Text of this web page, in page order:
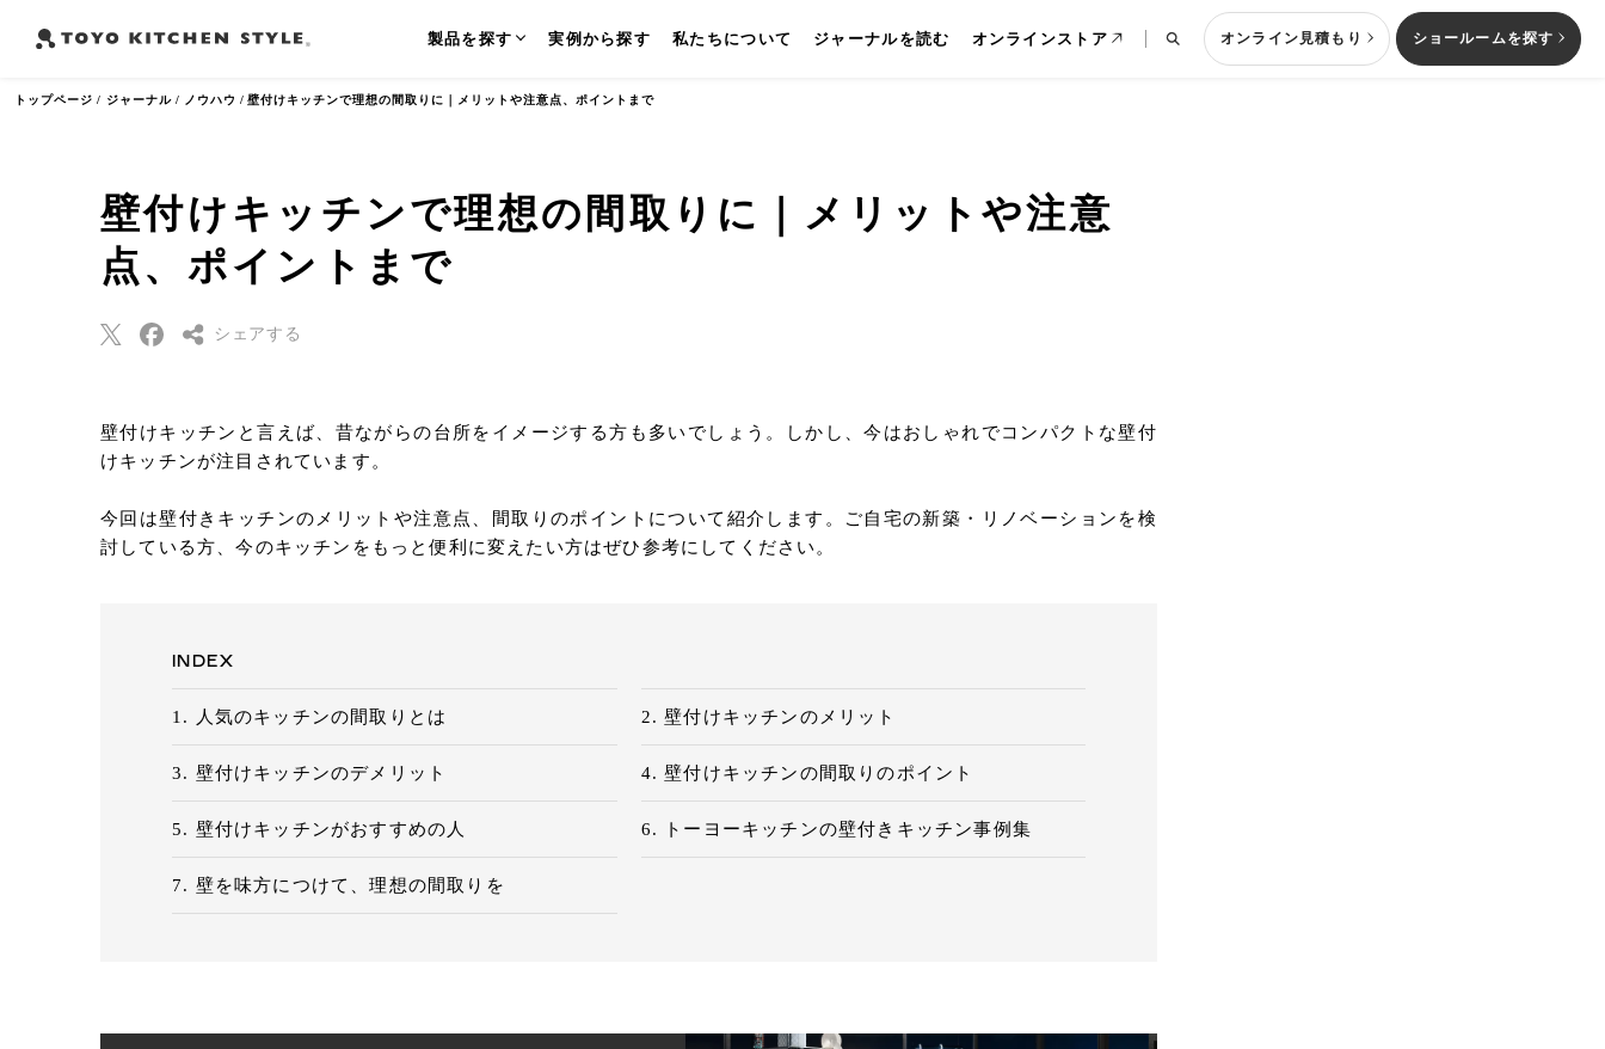
よく検索されるワード
オープンキッチン アイランドキッチン ペニンシュラキッチン
製品を探す 実例から探す 私たちについて ジャーナルを読む オンラインストア オンライン見積もり ショールームを探す
トップページ ジャーナル ノウハウ 壁付けキッチンで理想の間取りに｜メリットや注意点、ポイントまで
壁付けキッチンで理想の間取りに｜メリットや注意
点、ポイントまで
シェアする
Pinterest
Eメールで送信
壁付けキッチンと言えば、昔ながらの台所をイメージする方も多いでしょう。しかし、今はおしゃれでコンパクトな壁付
けキッチンが注目されています。
今回は壁付きキッチンのメリットや注意点、間取りのポイントについて紹介します。ご自宅の新築・リノベーションを検
討している方、今のキッチンをもっと便利に変えたい方はぜひ参考にしてください。
INDEX
人気のキッチンの間取りとは 壁付けキッチンのメリット
壁付けキッチンのデメリット 壁付けキッチンの間取りのポイント
壁付けキッチンがおすすめの人 トーヨーキッチンの壁付きキッチン事例集
壁を味方につけて、理想の間取りを